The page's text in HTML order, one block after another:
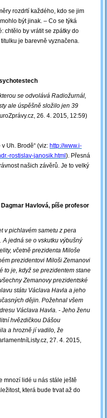
rozdrtí každého, kdo se jim
být jinak. – Co se týká
chtělo by vrátit se zpátky do
je barevně vyznačena.
se odvolává Radiožurnál,
ale úspěšně složilo jen 39
26. 4. 2015, 12:59)
Uh. Brodě“ (viz: http://www.i-
rostislav-janosik.html ). Přesná
našich závěrů. Je to velký
Havlová, píše profesor
v pichlavém sametu z pera
jedná se o vskutku výbušný
včetně prezidenta Miloše
prezidentovi Miloši Zemanovi
to je, když se prezidentem stane
Zemanovy prezidentské
státu Václava Havla a jeho
dějin. Požehnal všem
Václava Havla. - Jeho ženu
hvězdičkou Dášou
a hrozně jí vadilo, že
27. 4. 2015,
mnozí lidé u nás stále ještě
která bude trvat až do